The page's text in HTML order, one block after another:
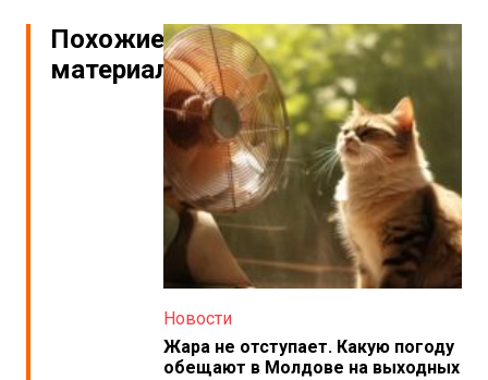
Похожие
материалы
Новости
Жара не отступает. Какую погоду
обещают в Молдове на выходных